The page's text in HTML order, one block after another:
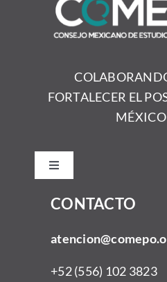
FORTALECER EL
MÉXICO
Toggle
CONTACTO
+52 (556) 102 3823